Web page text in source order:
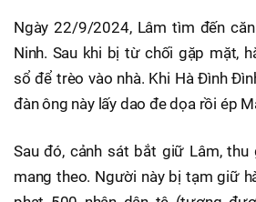
Ngày 22/9/2024, Lâm tìm đến
Ninh. Sau khi bị từ chối gặp mặt,
sổ để trèo vào nhà. Khi Hà Đình
đàn ông này lấy dao đe dọa rồi ép
Sau đó, cảnh sát bắt giữ Lâm,
mang theo. Người này bị tạm giữ